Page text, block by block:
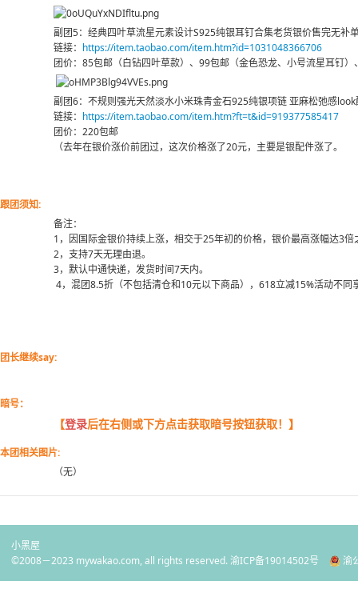
副团5：经典四叶草流星元素设计S925纯银耳钉合集老货银价售完无补
链接： https://item.taobao.com/item.htm?id=1031048366706
团价：85包邮（白钻四叶草款）、99包邮（金色恐龙、小号流星耳钉
副团6：不规则强光天然淡水小米珠青金石925纯银项链 亚麻松弛感look
链接： https://item.taobao.com/item.htm?ft=t&id=919377585417
团价：220包邮
（去年在银价涨价前团过，这次价格涨了20元，主要是银配件涨了。
跟团须知:
备注：
1，因国际金银价持续上涨，相交于25年初的价格，银价最高涨幅达3
2，支持7天无理由退。
3，默认中通快递，发货时间7天内。
4，混团8.5折（不包括清仓和10元以下商品），618立减15%活动不同
团长继续say:
暗号：
【登录后在右侧或下方点击获取暗号按钮获取！】
本团相关图片:
（无）
小黑屋
©2008－2023 mywakao.com, all rights reserved.渝ICP备19014502号 渝